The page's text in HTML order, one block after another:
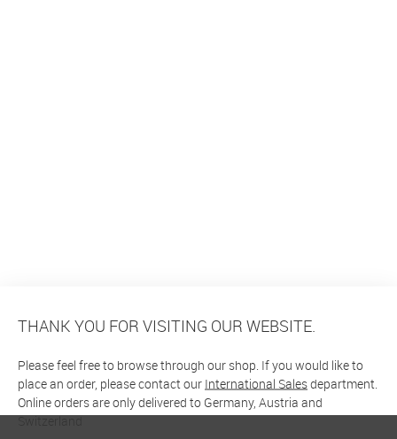
THANK YOU FOR VISITING OUR WEBSITE.
Please feel free to browse through our shop. If you would like to
place an order, please contact our International Salesdepartment.
Online orders are only delivered to Germany, Austria and
Switzerland